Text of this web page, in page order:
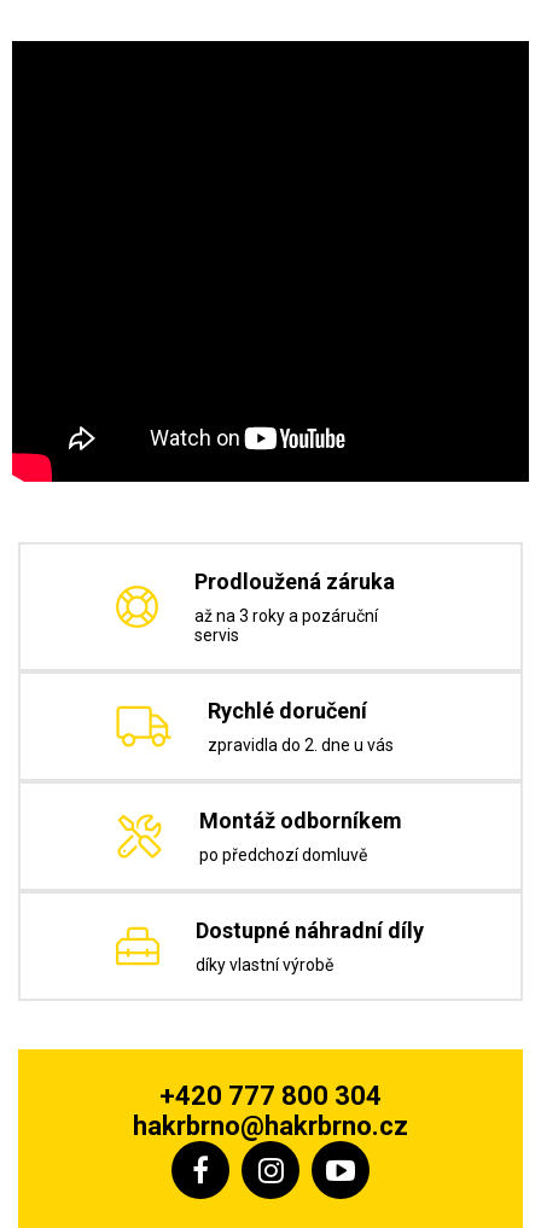
Prodloužená záruka
až na 3 roky a pozáruční
servis
Rychlé doručení
zpravidla do 2. dne u vás
Montáž odborníkem
po předchozí domluvě
Dostupné náhradní díly
díky vlastní výrobě
+420 777 800 304
hakrbrno@hakrbrno.cz